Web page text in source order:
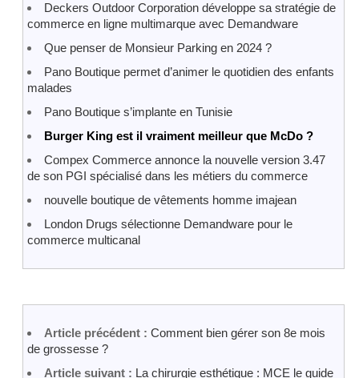
Deckers Outdoor Corporation développe sa stratégie de
commerce en ligne multimarque avec Demandware
Que penser de Monsieur Parking en 2024 ?
Pano Boutique permet d’animer le quotidien des enfants
malades
Pano Boutique s’implante en Tunisie
Burger King est il vraiment meilleur que McDo ?
Compex Commerce annonce la nouvelle version 3.47
de son PGI spécialisé dans les métiers du commerce
nouvelle boutique de vêtements homme imajean
London Drugs sélectionne Demandware pour le
commerce multicanal
Article précédent : Comment bien gérer son 8e mois
de grossesse ?
Article suivant : La chirurgie esthétique : MCE le guide